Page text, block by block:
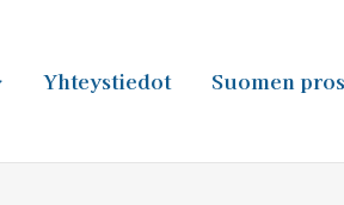
Yhteystiedot Suomen